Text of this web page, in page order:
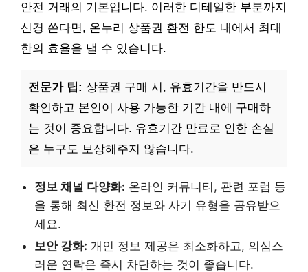
안전 거래의 기본입니다. 이러한 디테일한 부분까지
신경 쓴다면, 온누리 상품권 환전 한도 내에서 최대
한의 효율을 낼 수 있습니다.
전문가 팁: 상품권 구매 시, 유효기간을 반드시
확인하고 본인이 사용 가능한 기간 내에 구매하
는 것이 중요합니다. 유효기간 만료로 인한 손실
은 누구도 보상해주지 않습니다.
정보 채널 다양화: 온라인 커뮤니티, 관련 포럼 등
을 통해 최신 환전 정보와 사기 유형을 공유받으
세요.
보안 강화: 개인 정보 제공은 최소화하고, 의심스
러운 연락은 즉시 차단하는 것이 좋습니다.